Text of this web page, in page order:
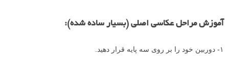
آموزش مراحل عکاسی اصلی (بسیار ساده شده):
۱- دوربین خود را بر روی سه پایه قرار دهید.